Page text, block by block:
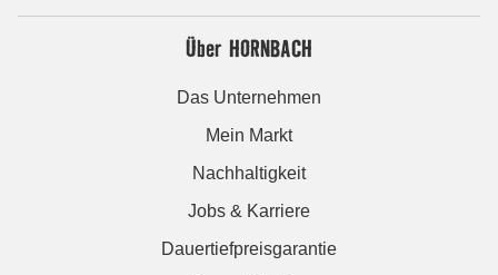
Über HORNBACH
Das Unternehmen
Mein Markt
Nachhaltigkeit
Jobs & Karriere
Dauertiefpreisgarantie